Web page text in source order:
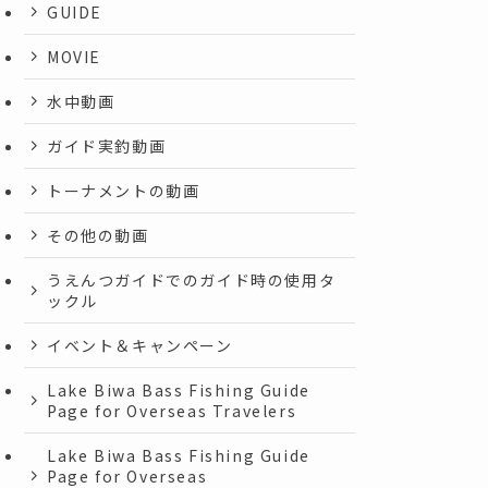
GUIDE
MOVIE
水中動画
ガイド実釣動画
トーナメントの動画
その他の動画
うえんつガイドでのガイド時の使用タ
ックル
イベント＆キャンペーン
Lake Biwa Bass Fishing Guide
Page for Overseas Travelers
Lake Biwa Bass Fishing Guide
Page for Overseas